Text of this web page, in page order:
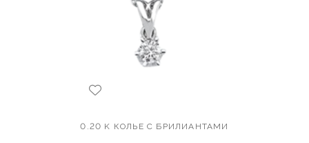
0.20 K КОЛЬЕ С БРИЛИАНТАМИ